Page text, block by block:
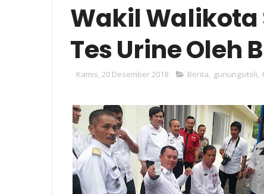
Wakil Walikota
Tes Urine Oleh
Kamis, 20 Desember 2018 Berita gunungsitoli